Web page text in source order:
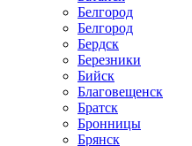
Белгород
Белгород
Бердск
Березники
Бийск
Благовещенск
Братск
Бронницы
Брянск